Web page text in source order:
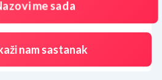
me sada
nam sastanak